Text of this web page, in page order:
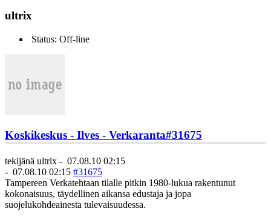
ultrix
Status: Off-line
Koskikeskus - Ilves - Verkaranta#31675
tekijänä ultrix - 07.08.10 02:15
- 07.08.10 02:15 #31675
Tampereen Verkatehtaan tilalle pitkin 1980-lukua rakentunut
kokonaisuus, täydellinen aikansa edustaja ja jopa
suojelukohdeainesta tulevaisuudessa.